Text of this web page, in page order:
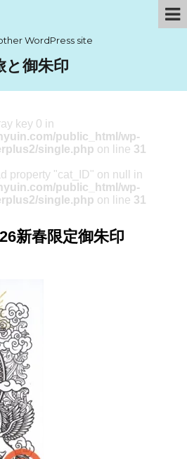
WordPress site
と御朱印
key 0 in
public_html/wp-
single.php on line 31
property "cat_ID" on null in
public_html/wp-
single.php on line 31
新春限定御朱印